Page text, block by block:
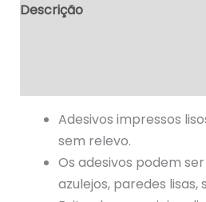
Descrição
Adesivos impressos
sem relevo.
Os adesivos podem
azulejos, paredes